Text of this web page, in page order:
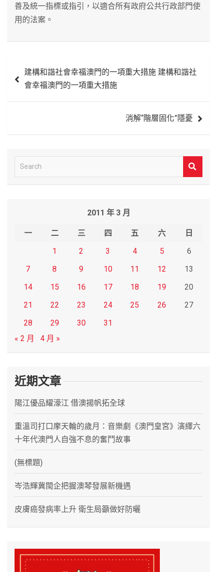
善及統一指標或指引，以適合所有政府公共行政部門使
用的法案。
章
建構和諧社會幸福澳門的一項重大措施 建構和諧社
會幸福澳門的一項重大措施
消解“階層固化”隱憂
e
2011 年 3 月
一 二 三 四 五 六
日
1
2 3 4 5
6
7
8 9 10 11 12
13
14
15 16 17 18 19
20
21
22 23 24 25 26
27
28
29 30
31
« 2 月
4 月 »
近期文章
陽江優品耀濠江 借澳揚帆拓全球
重溫司打口摩天輪的歲月：音樂劇《澳門皇宮》演繹六
十年代澳門人自強不息的奮鬥故事
(無標題)
岑浩輝冀閩企把握澳琴發展新機遇
皮膚癌發病率上升 衛生局籲做好防曬